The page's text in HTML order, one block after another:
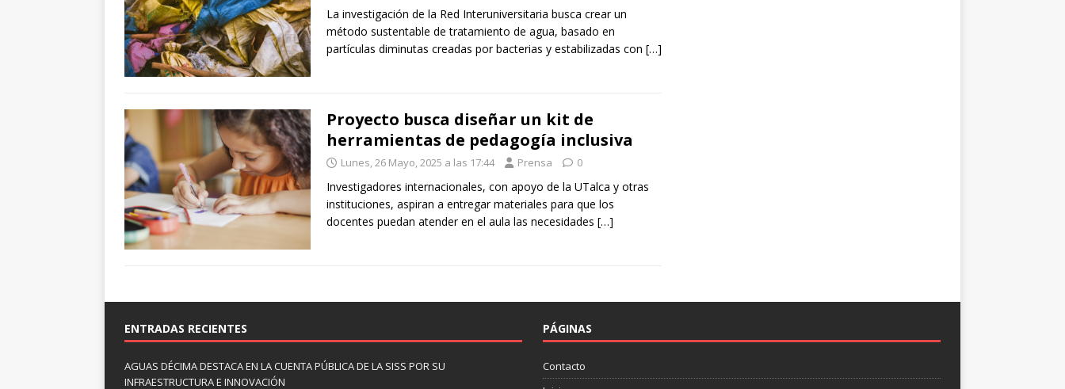
La investigación de la Red Interuniversitaria busca crear un
método sustentable de tratamiento de agua, basado en
partículas diminutas creadas por bacterias y estabilizadas con […]
Proyecto busca diseñar un kit de
herramientas de pedagogía inclusiva
Lunes, 26 Mayo, 2025 a las 17:44 Prensa 0
Investigadores internacionales, con apoyo de la UTalca y otras
instituciones, aspiran a entregar materiales para que los
docentes puedan atender en el aula las necesidades […]
ENTRADAS RECIENTES
AGUAS DÉCIMA DESTACA EN LA CUENTA PÚBLICA DE LA SISS POR SU
INFRAESTRUCTURA E INNOVACIÓN
PÁGINAS
Contacto